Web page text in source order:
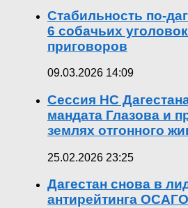
Стабильность по-
6 собачьих
приговоров
09.03.2026 14:09
Сессия НС
мандата Глазова и
землях отгонного
25.02.2026 23:25
Дагестан снова в
антирейтинга ОСАГО